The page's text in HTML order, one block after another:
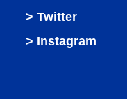
Twitter
Instagram